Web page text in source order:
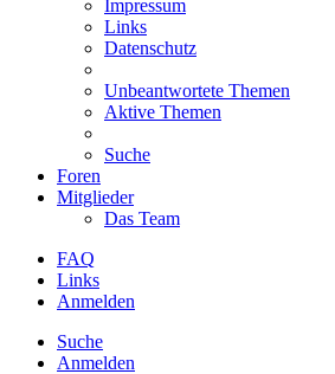
Impressum
Links
Datenschutz
Unbeantwortete Themen
Aktive Themen
Suche
Foren
Mitglieder
Das Team
FAQ
Links
Anmelden
Suche
Anmelden